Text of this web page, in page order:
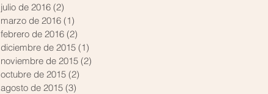
julio de 2016 (2)
marzo de 2016 (1)
febrero de 2016 (2)
diciembre de 2015 (1)
noviembre de 2015 (2)
octubre de 2015 (2)
agosto de 2015 (3)